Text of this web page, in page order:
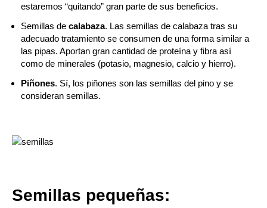
estaremos “quitando” gran parte de sus beneficios.
Semillas de calabaza. Las semillas de calabaza tras su
adecuado tratamiento se consumen de una forma similar a
las pipas. Aportan gran cantidad de proteína y fibra así
como de minerales (potasio, magnesio, calcio y hierro).
Piñones. Sí, los piñones son las semillas del pino y se
consideran semillas.
Semillas pequeñas: